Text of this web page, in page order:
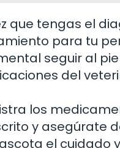
que tengas el
para tu
seguir al
del
los
y asegúrate
el cuidado